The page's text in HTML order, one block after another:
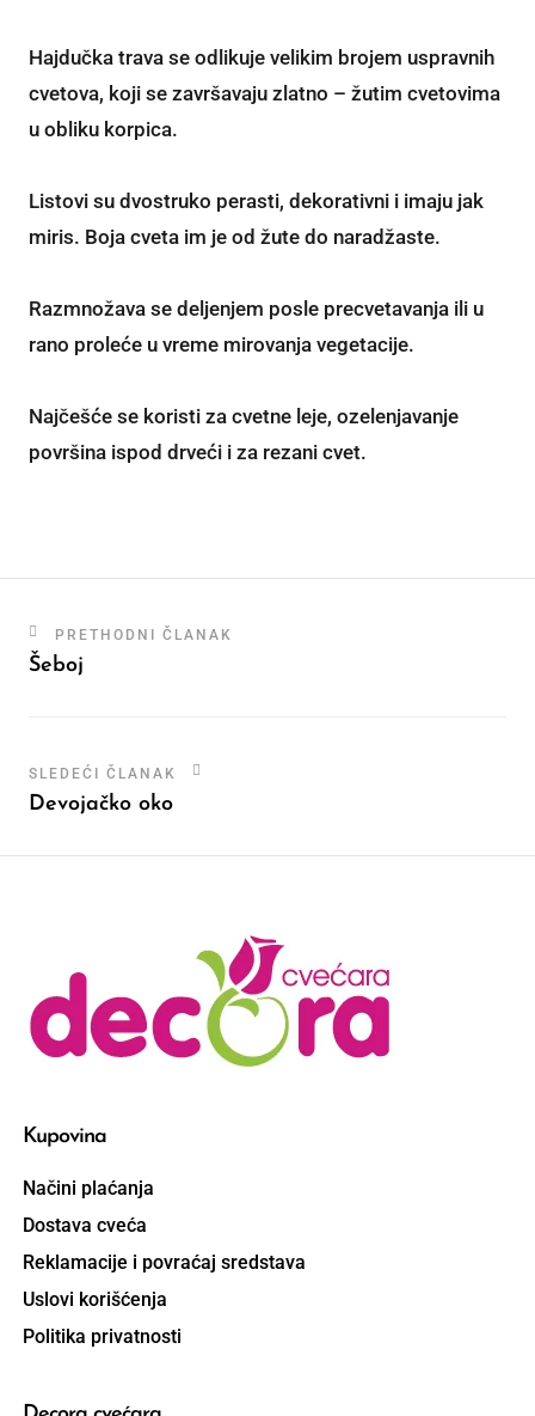
Hajdučka trava se odlikuje velikim brojem uspravnih
cvetova, koji se završavaju zlatno – žutim cvetovima
u obliku korpica.
Listovi su dvostruko perasti, dekorativni i imaju jak
miris. Boja cveta im je od žute do naradžaste.
Razmnožava se deljenjem posle precvetavanja ili u
rano proleće u vreme mirovanja vegetacije.
Najčešće se koristi za cvetne leje, ozelenjavanje
površina ispod drveći i za rezani cvet.
PRETHODNI ČLANAK
Šeboj
SLEDEĆI ČLANAK
Devojačko oko
Kupovina
Načini plaćanja
Dostava cveća
Reklamacije i povraćaj sredstava
Uslovi korišćenja
Politika privatnosti